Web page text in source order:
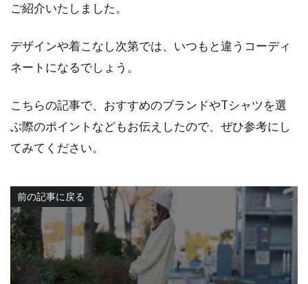
ご紹介いたしました。
デザインや着こなし次第では、いつもと違うコーディ
ネートになるでしょう。
こちらの記事で、おすすめのブランドやTシャツを選
ぶ際のポイントなどもお伝えしたので、ぜひ参考にし
てみてください。
前の記事に戻る